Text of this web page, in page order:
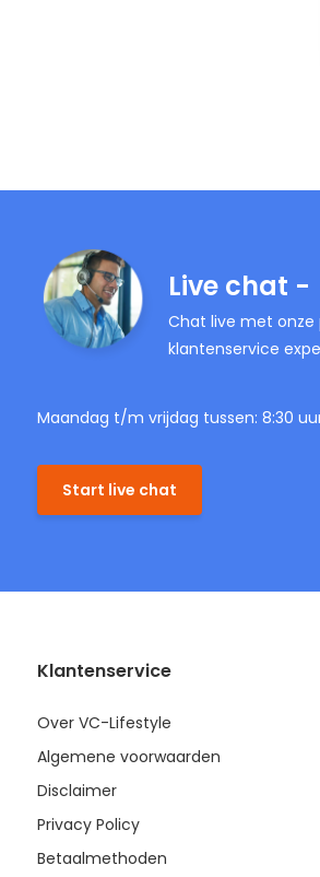
Live chat -
Chat live met
klantenservice
Maandag t/m vrijdag tussen: 8:30
Start live chat
Klantenservice
Over VC-Lifestyle
Algemene voorwaarden
Disclaimer
Privacy Policy
Betaalmethoden